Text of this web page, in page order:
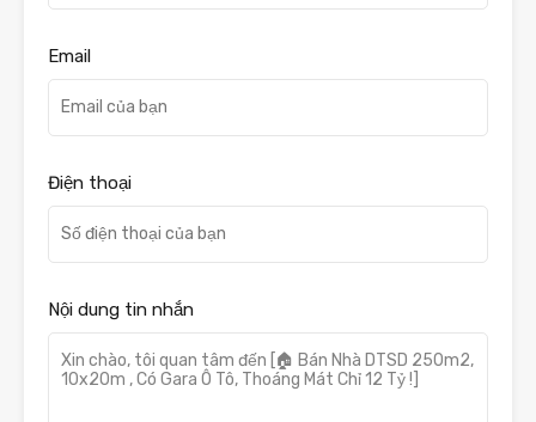
Email
Điện thoại
Nội dung tin nhắn